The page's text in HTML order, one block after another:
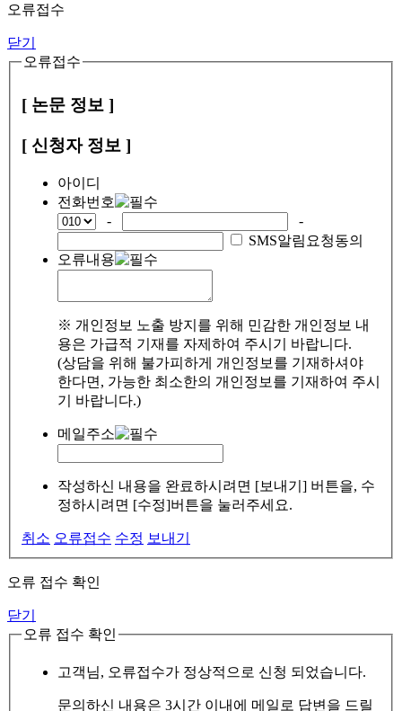
오류접수
닫기
오류접수
[ 논문 정보 ]
[ 신청자 정보 ]
아이디
전화번호
-
-
SMS알림요청동의
오류내용
※ 개인정보 노출 방지를 위해 민감한 개인정보 내
용은 가급적 기재를 자제하여 주시기 바랍니다.
(상담을 위해 불가피하게 개인정보를 기재하셔야
한다면, 가능한 최소한의 개인정보를 기재하여 주시
기 바랍니다.)
메일주소
작성하신 내용을 완료하시려면 [보내기] 버튼을, 수
정하시려면 [수정]버튼을 눌러주세요.
취소 오류접수 수정 보내기
오류 접수 확인
닫기
오류 접수 확인
고객님, 오류접수가 정상적으로 신청 되었습니다.
문의하신 내용은 3시간 이내에 메일로 답변을 드릴